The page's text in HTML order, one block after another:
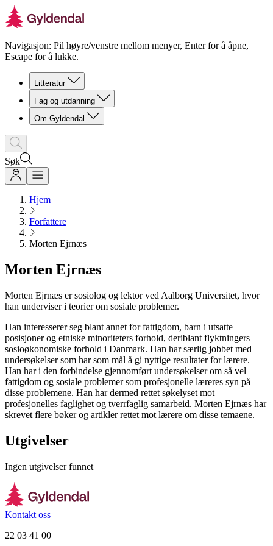
Navigasjon: Pil høyre/venstre mellom menyer, Enter for å åpne,
Escape for å lukke.
Litteratur
Fag og utdanning
Om Gyldendal
Søk
Hjem
Forfattere
Morten Ejrnæs
Morten Ejrnæs
Morten Ejrnæs er sosiolog og lektor ved Aalborg Universitet, hvor
han underviser i teorier om sosiale problemer.
Han interesserer seg blant annet for fattigdom, barn i utsatte
posisjoner og etniske minoriteters forhold, deriblant flyktningers
sosioøkonomiske forhold i Danmark. Han har særlig jobbet med
undersøkelser som har som mål å gi nyttige resultater for lærere.
Han har i den forbindelse gjennomført undersøkelser om så vel
fattigdom og sosiale problemer som profesjonelle læreres syn på
disse problemene. Han har dermed rettet søkelyset mot
profesjonelles faglighet og tverrfaglig samarbeid. Morten Ejrnæs har
skrevet flere bøker og artikler rettet mot lærere om disse temaene.
Utgivelser
Ingen utgivelser funnet
Kontakt oss
22 03 41 00